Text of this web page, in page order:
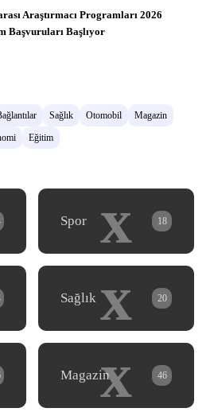
Araştırmacı Programları 2026
Başvuruları Başlıyor
Sağlık Otomobil
Magazin
Eğitim
x
Spor 18
x
Sağlık 20
x
Magazin 46